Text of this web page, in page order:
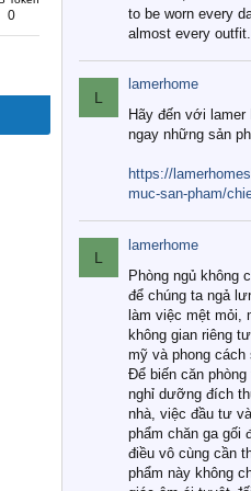
0
to be worn every
almost every outfit.
L
lamerhome
Hãy đến với lamer
ngay những sản
https://
muc-san-pham/
L
lamerhome
Phòng ngủ không
để chúng ta ngả
làm việc mệt mỏi,
không gian riêng
mỹ và phong cách
Để biến căn
nghỉ dưỡng đích
nhà, việc đầu tư
phẩm chăn ga gối
điều vô cùng cần
phẩm này không